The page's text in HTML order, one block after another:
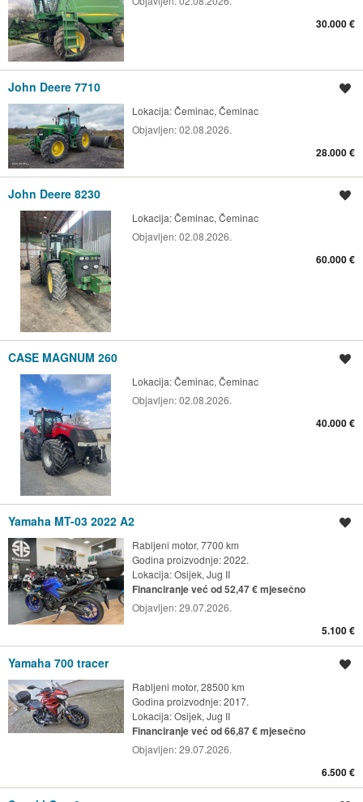
30.000 €
John Deere 7710
Lokacija:Čeminac, Čeminac
Objavljen:02.08.2026.
28.000 €
John Deere 8230
Lokacija:Čeminac, Čeminac
Objavljen:02.08.2026.
60.000 €
CASE MAGNUM 260
Lokacija:Čeminac, Čeminac
Objavljen:02.08.2026.
40.000 €
Yamaha MT-03 2022 A2
Rabljeni motor, 7700 km
Godina proizvodnje: 2022.
Lokacija:Osijek, Jug II
Financiranje već od 52,47 € mjesečno
Objavljen:29.07.2026.
5.100 €
Yamaha 700 tracer
Rabljeni motor, 28500 km
Godina proizvodnje: 2017.
Lokacija:Osijek, Jug II
Financiranje već od 66,87 € mjesečno
Objavljen:29.07.2026.
6.500 €